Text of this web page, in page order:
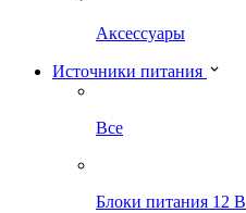
Аксессуары
Источники питания
Все
Блоки питания 12 В